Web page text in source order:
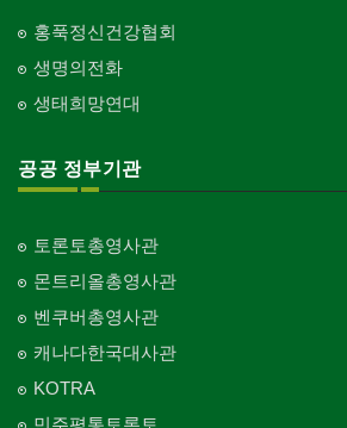
홍푹정신건강협회
생명의전화
생태희망연대
공공 정부기관
토론토총영사관
몬트리올총영사관
벤쿠버총영사관
캐나다한국대사관
KOTRA
민주평통토론토